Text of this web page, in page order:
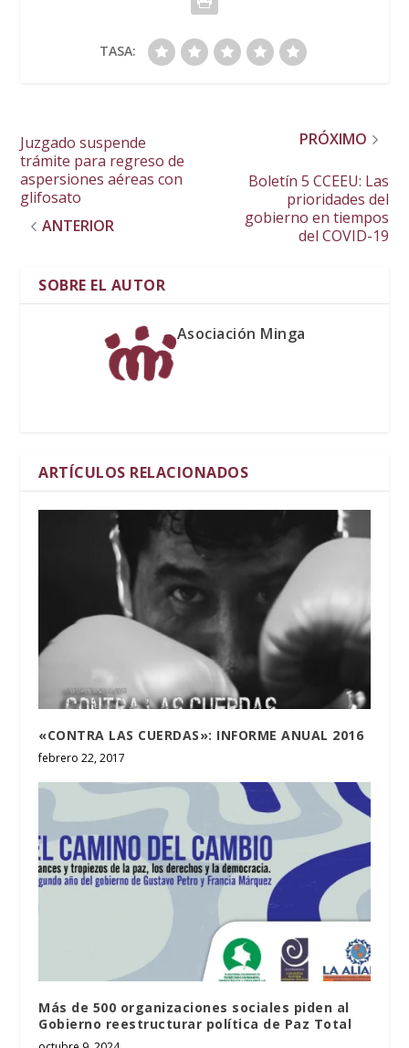
TASA:
Juzgado suspende
trámite para regreso de
aspersiones aéreas con
glifosato
ANTERIOR
PRÓXIMO
Boletín 5 CCEEU: Las
prioridades del
gobierno en tiempos
del COVID-19
SOBRE EL AUTOR
Asociación Minga
ARTÍCULOS RELACIONADOS
«CONTRA LAS CUERDAS»: INFORME ANUAL 2016
febrero 22, 2017
Más de 500 organizaciones sociales piden al
Gobierno reestructurar política de Paz Total